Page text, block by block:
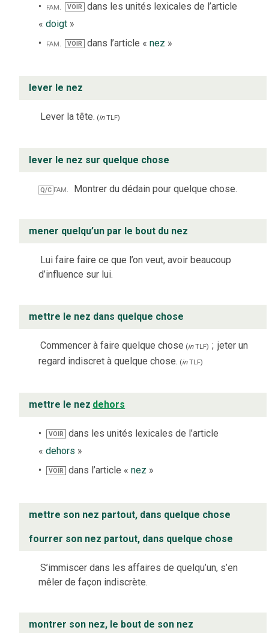
fam. VOIR
dans les unités lexicales de l’article
« doigt »
fam.
VOIR dans l’article « nez »
lever le nez
Lever la tête. (inTLF)
lever le nez sur quelque chose
Q/C fam. Montrer du dédain pour quelque chose.
mener quelqu’un par le bout du nez
Lui faire faire ce que l’on veut, avoir beaucoup
d’influence sur lui.
mettre le nez dans quelque chose
Commencer à faire quelque chose (inTLF) ; jeter un
regard indiscret à quelque chose. (inTLF)
mettre le nez dehors
VOIR
dans les unités lexicales de l’article
« dehors »
VOIR dans l’article «nez »
mettre son nez partout, dans quelque chose
fourrer son nez partout, dans quelque chose
S’immiscer dans les affaires de quelqu’un, s’en
mêler de façon indiscrète.
montrer son nez, le bout de son nez